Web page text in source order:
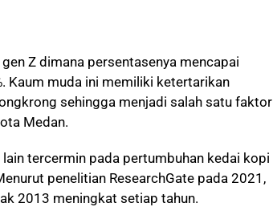
Z dimana persentasenya mencapai
Kaum muda ini memiliki ketertarikan
sehingga menjadi salah satu faktor
Medan.
tercermin pada pertumbuhan kedai kopi
penelitian ResearchGate pada 2021,
2013 meningkat setiap tahun.